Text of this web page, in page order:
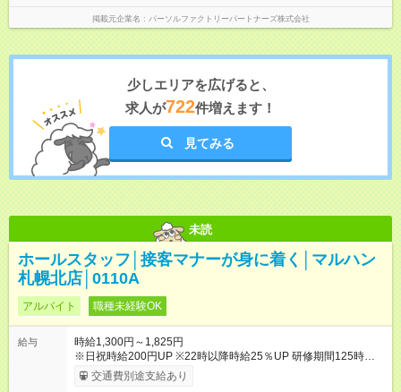
掲載元企業名 パーソルファクトリーパートナーズ株式会社
少しエリアを広げると、
求人が722件増えます！
見てみる
未読
ホールスタッフ│接客マナーが身に着く│マルハン
札幌北店│0110A
アルバイト 職種未経験OK
給与
時給1,300円～1,825円
※日祝時給200円UP ※22時以降時給25％UP 研修期間125時間
(最大250時間)達成月度までは、時給1200円 仕事に慣れたら、
時給1300円！ 【試用期間】試用期間なし
交通費別途支給あり